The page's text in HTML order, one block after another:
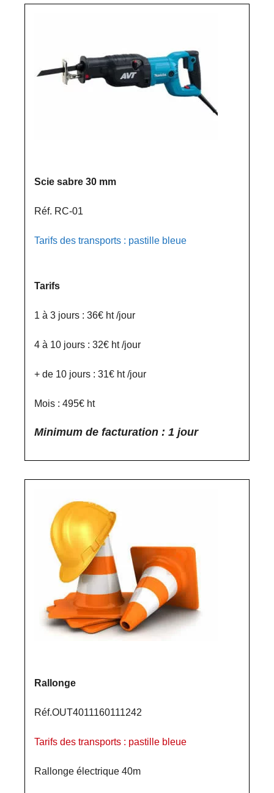
Scie sabre 30 mm
Réf. RC-01
Tarifs des transports : pastille bleue
Tarifs
1 à 3 jours : 36€ ht /jour
4 à 10 jours : 32€ ht /jour
+ de 10 jours : 31€ ht /jour
Mois : 495€ ht
Minimum de facturation : 1 jour
Rallonge
Réf.OUT4011160111242
Tarifs des transports : pastille bleue
Rallonge électrique 40m